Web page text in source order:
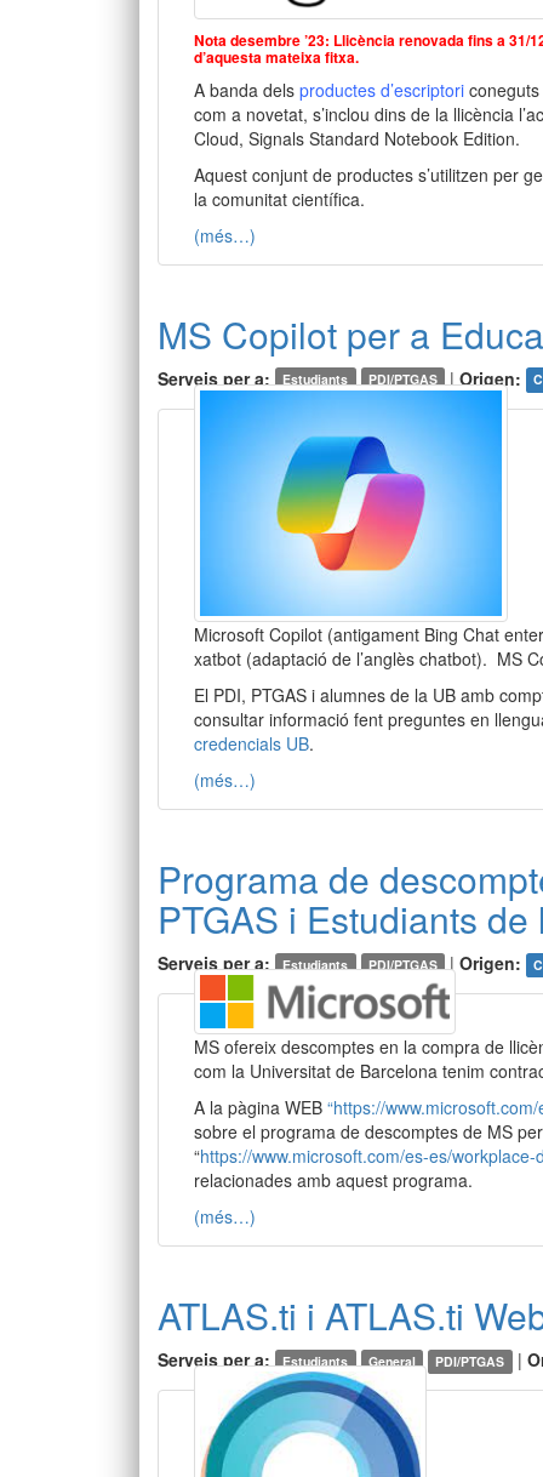
Nota desembre ’23: Llicència renovada fins a 31/
d’aquesta mateixa fitxa.
A banda dels productes d’escriptori
com a novetat, s’inclou dins de la llicència
Cloud, Signals Standard Notebook Edition.
Aquest conjunt de productes s’utilitzen per
la comunitat científica.
(més…)
MS Copilot per a
Serveis per a: Estudiants PDI/PTGAS |Origen:
Microsoft Copilot (antigament Bing Chat
xatbot (adaptació de l’anglès chatbot). MS
El PDI, PTGAS i alumnes de la UB amb
consultar informació fent preguntes en
credencials UB.
(més…)
Programa de
PTGAS i Estudiants de
Serveis per a: Estudiants PDI/PTGAS |Origen:
MS ofereix descomptes en la compra de
com la Universitat de Barcelona tenim
A la pàgina WEB “https://
sobre el programa de descomptes de MS
“https://www.microsoft.com/es-es/
relacionades amb aquest programa.
(més…)
ATLAS.ti i ATLAS.ti
Serveis per a: Estudiants General PDI/PTGAS |